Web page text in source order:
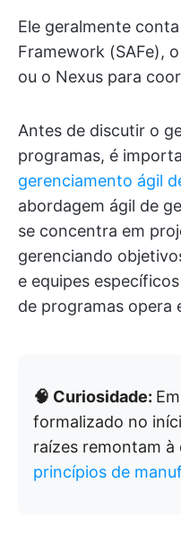
Ele geralmente
Framework (SAFe),
ou o Nexus para
Antes de discutir o
programas, é
gerenciamento ágil
abordagem ágil de
se concentra em
gerenciando
e equipes
de programas opera
🧠 Curiosidade:
formalizado no
raízes remontam à
princípios de